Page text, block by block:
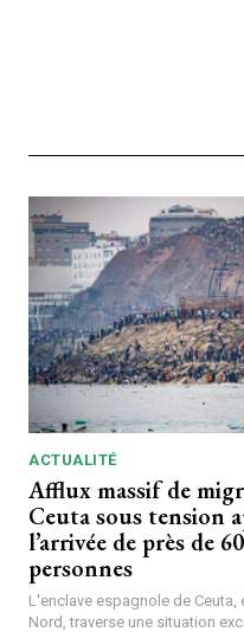
ACTUALITÉ
Afflux massif de
Ceuta sous tension
l’arrivée de près de
personnes
L'enclave espagnole de Ceuta,
Nord, traverse une situation